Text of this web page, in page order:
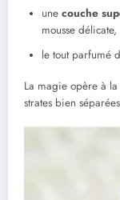
une couche
mousse délicate,
le tout parfumé
La magie opère à
strates bien